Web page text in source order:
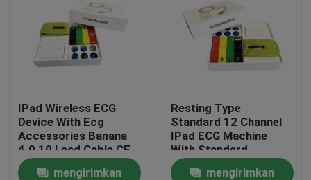
Produk
Tur Pabrik
Kontrol kualitas
IPad Wireless ECG
Device With Ecg
Accessories Banana
4.0 10 Lead Cable CE
mengirimkan
Resting Type
Standard 12 Channel
IPad ECG Machine
With Standard
Accessories
mengirimkan